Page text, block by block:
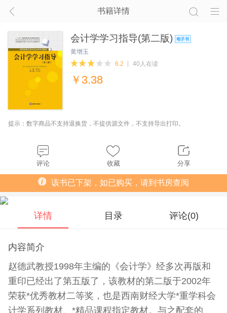
书籍详情
会计学学习指导(第二版)
黄增玉
6.2
40人在读
￥ 3.38
提示：数字商品不支持退换货，不提供源文件，不支持导出打印。
评论 收藏 分享
该书已下架，如已购买，请到书房查阅
详情 目录 评论(0)
内容简介
赵德武教授1998年主编的《会计学》经多次再版和
重印已经出了第五版了，该教材的第二版于2002年
荣获*优秀教材二等奖，也是西南财经大学*重学科会
计学系列教材、*精品课程指定教材。与之配套的